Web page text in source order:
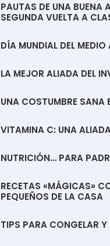
PAUTAS DE UNA BUENA
SEGUNDA VUELTA A
DÍA MUNDIAL DEL
LA MEJOR ALIADA DEL
UNA COSTUMBRE SANA
VITAMINA C: UNA
NUTRICIÓN… PARA
RECETAS «MÁGICAS»
PEQUEÑOS DE LA CASA
TIPS PARA CONGELAR Y